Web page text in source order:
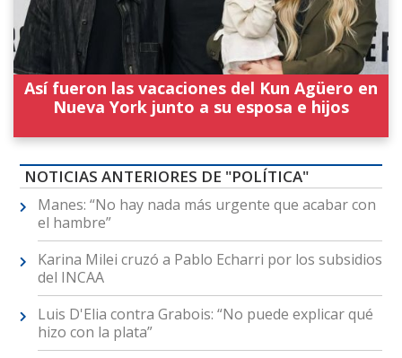
Así fueron las vacaciones del Kun Agüero en
Nueva York junto a su esposa e hijos
NOTICIAS ANTERIORES DE "POLÍTICA"
Manes: “No hay nada más urgente que acabar con
el hambre”
Karina Milei cruzó a Pablo Echarri por los subsidios
del INCAA
Luis D'Elia contra Grabois: “No puede explicar qué
hizo con la plata”